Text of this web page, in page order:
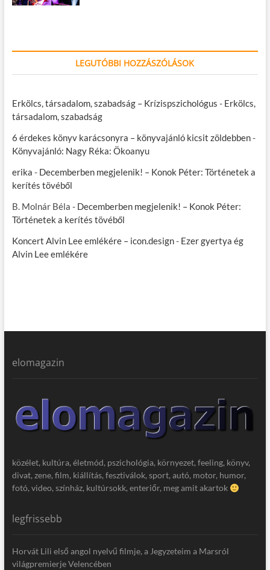
LEGUTÓBBI HOZZÁSZÓLÁSOK
Erkölcs, társadalom, szabadság – Krízispszichológus - Erkölcs,
társadalom, szabadság
6 érdekes könyv karácsonyra – könyvajánló kicsit zöldebben-
Könyvajánló: Nagy Réka: Ökoanyu
erika - Decemberben megjelenik! – Konok Péter: Történetek a
kerítés tövéből
B. Molnár Béla - Decemberben megjelenik! – Konok Péter:
Történetek a kerítés tövéből
Koncert Alvin Lee emlékére – icon.design- Ezer gyertya ég
Alvin Lee emlékére
elomagazin
közélet, kultúra, életmód, pszichológia, környezet, feeling, könyv,
divat, zene, film, kiállítás, fesztiválok, sport, autó, motor, humor,
fotó, video, színház, kultúrsokk, enteriőr, meg amit akartok
legfrissebb
Horvát Lili első angol nyelvű filmje, a Jegyzeteim a Marsról
világpremierje Velencében